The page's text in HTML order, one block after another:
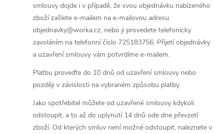
smlouvy dojde i v případě, že svou objednávku nabízeného
zboží zašlete e-mailem na e-mailovou adresu
objednavky@worka.cz, nebo ji provedete telefonicky
zavoláním na telefonní číslo 725183756. Přijetí objednávky
a uzavření smlouvy vám potvrdíme e-mailem.
Platbu proveďte do 10 dnů od uzavření smlouvy nebo
později v závislosti na vybraném způsobu platby.
Jako spotřebitel můžete od uzavřené smlouvy kdykoli
odstoupit, a to až do uplynutí 14 dnů ode dne převzetí
zboží. Od kterých smluv není možné odstoupit, naleznete v